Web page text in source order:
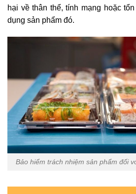
hại về thân thể, tính mạng hoặc
dụng sản phẩm đó.
Bảo hiểm trách nhiệm sản phẩm đối